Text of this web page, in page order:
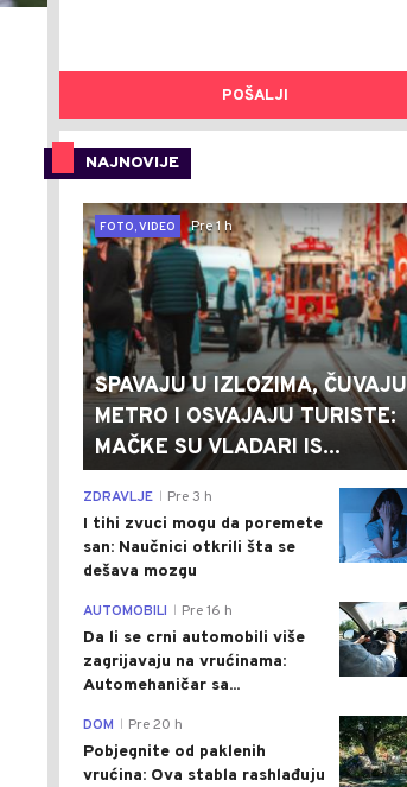
POŠALJI
NAJNOVIJE
FOTO, VIDEO
Pre 1 h
SPAVAJU U IZLOZIMA, ČUVAJU
METRO I OSVAJAJU TURISTE:
MAČKE SU VLADARI IS...
ZDRAVLJE Pre 3 h
I tihi zvuci mogu da poremete
san: Naučnici otkrili šta se
dešava mozgu
AUTOMOBILI Pre 16 h
Da li se crni automobili više
zagrijavaju na vrućinama:
Automehaničar sa...
DOM Pre 20 h
Pobjegnite od paklenih
vrućina: Ova stabla rashlađuju